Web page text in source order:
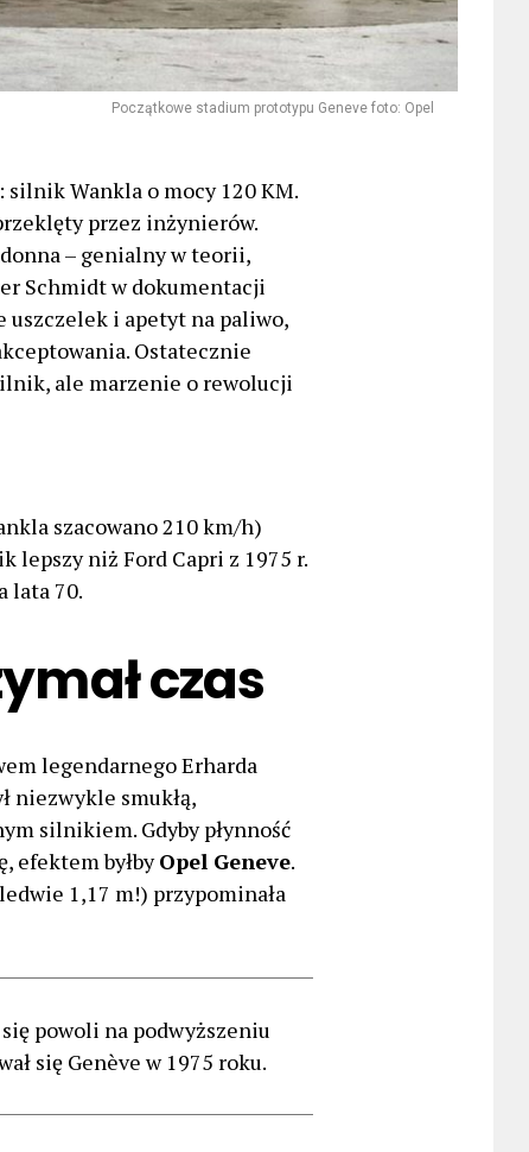
Początkowe stadium prototypu Geneve foto: Opel
silnik Wankla o mocy 120 KM.
przez inżynierów.
– genialny w teorii,
Schmidt w dokumentacji
uszczelek i apetyt na paliwo,
Ostatecznie
ale marzenie o rewolucji
szacowano 210 km/h)
lepszy niż Ford Capri z 1975 r.
lata 70.
czas
legendarnego Erharda
niezwykle smukłą,
silnikiem. Gdyby płynność
efektem byłbyOpel Geneve.
1,17 m!) przypominała
się powoli na podwyższeniu
się Genève w 1975 roku.